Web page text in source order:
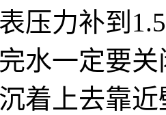
压力补到
水一定要
着上去靠